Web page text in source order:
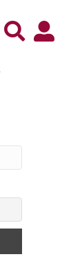
Acceso